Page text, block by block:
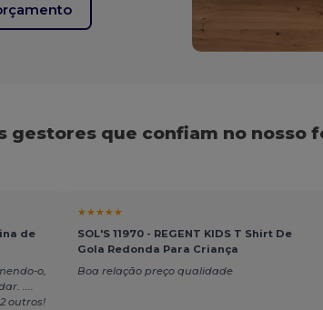
gestores que confiam no nosso
de
o,
....
outros!
★★★★★
SOL'S 11970 - REGENT KIDS T Shirt De
Gola Redonda Para Criança
Boa relação preço qualidade